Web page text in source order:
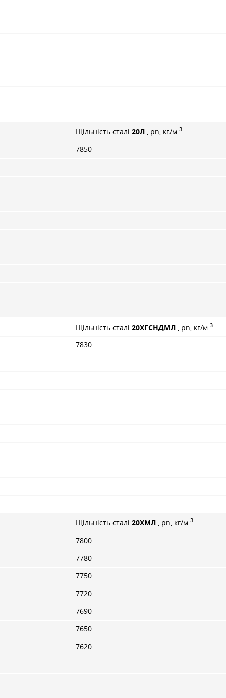
Щільність сталі 20Л , pn, кг/м 3
7850
Щільність сталі 20ХГСНДМЛ , pn, кг/м 3
7830
Щільність сталі 20ХМЛ , pn, кг/м 3
7800
7780
7750
7720
7690
7650
7620